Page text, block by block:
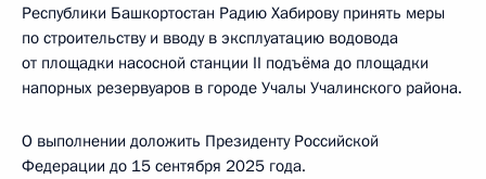
Республики Башкортостан Радию Хабирову принять меры
по строительству и вводу в эксплуатацию водовода
от площадки насосной станции II подъёма до площадки
напорных резервуаров в городе Учалы Учалинского района.
О выполнении доложить Президенту Российской
Федерации до 15 сентября 2025 года.